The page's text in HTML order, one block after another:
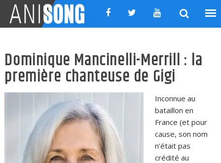
content
Dominique Mancinelli-Merrill : la
première chanteuse de Gigi
Inconnue au
bataillon en
France (et pour
cause, son nom
n’était pas
crédité au